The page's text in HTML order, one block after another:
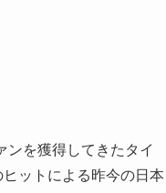
を獲得してきたタイ
ットによる昨今の日本